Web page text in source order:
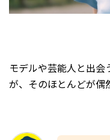
モデルや芸能人と出
が、そのほとんどが偶